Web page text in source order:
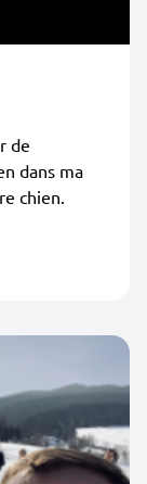
de
dans ma
chien.